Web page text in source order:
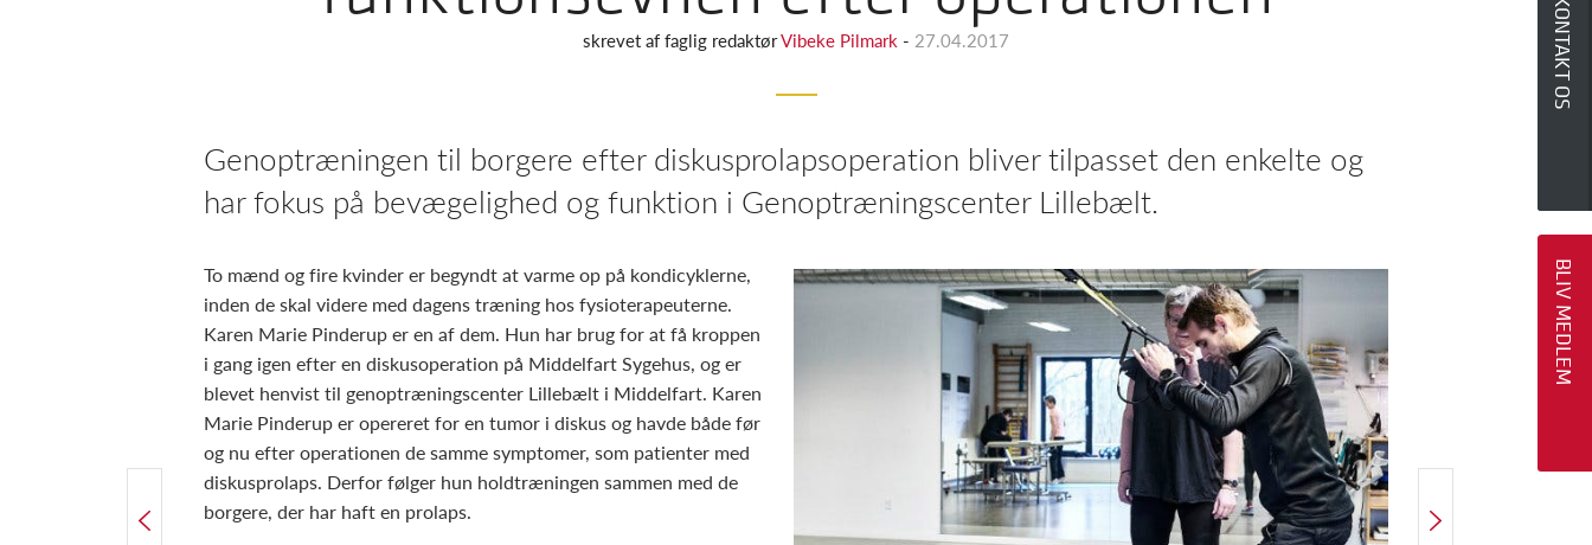
skrevet affaglig redaktørVibeke Pilmark - 27.04.2017
Genoptræningen til borgere efter diskusprolapsoperation bliver tilpasset den enkelte og
har fokus på bevægelighed og funktion i Genoptræningscenter Lillebælt.
To mænd og fire kvinder er begyndt at varme op på kondicyklerne,
inden de skal videre med dagens træning hos fysioterapeuterne.
Karen Marie Pinderup er en af dem. Hun har brug for at få kroppen
i gang igen efter en diskusoperation på Middelfart Sygehus, og er
blevet henvist til genoptræningscenter Lillebælt i Middelfart. Karen
Marie Pinderup er opereret for en tumor i diskus og havde både før
og nu efter operationen de samme symptomer, som patienter med
diskusprolaps. Derfor følger hun holdtræningen sammen med de
borgere, der har haft en prolaps.
FORRIGE ARTIKEL NÆSTE ARTIKEL
Genoptræning øger ikke risiko for reprolaps
KONTAKT OS
BLIV MEDLEM